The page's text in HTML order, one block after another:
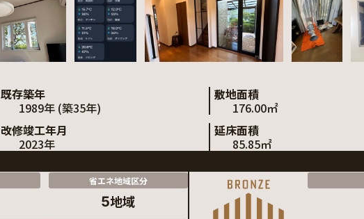
既存築年
1989年 (築35年)
改修竣工年月
2023年
敷地面積
176.00㎡
延床面積
85.85㎡
省エネ地域区分
5地域